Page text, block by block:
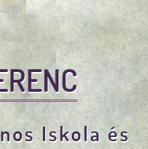
Iskola és